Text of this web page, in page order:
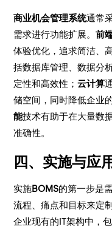
商业机会管理系统通常
需求进行功能扩展。前
体验优化，追求简洁、
括数据库管理、数据分
定性和高效性；云计算
储空间，同时降低企业
能技术有助于在大量数
准确性。
四、实施与应
实施BOMS的第一步是
流程、痛点和目标来定
企业现有的IT架构中，